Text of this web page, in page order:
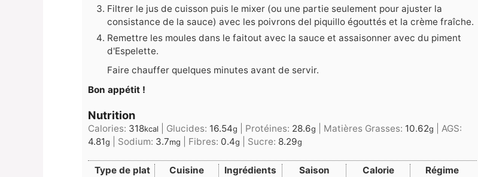
Filtrer le jus de cuisson puis le mixer (ou une partie seulement pour ajuster la
consistance de la sauce) avec les poivrons del piquillo égouttés et la crème fraîche.
Remettre les moules dans le faitout avec la sauce et assaisonner avec du piment
d'Espelette.
Faire chauffer quelques minutes avant de servir.
Bon appétit !
Nutrition
Calories: 318kcal Glucides: 16.54g Protéines: 28.6g Matières Grasses: 10.62g
AGS:
4.81g Sodium: 3.7mg Fibres: 0.4g Sucre: 8.29g
Type de plat
Cuisine
Ingrédients
Saison
Calorie
Régime